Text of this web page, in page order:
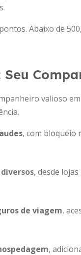
Abaixo de
valioso
, com bloqueio
, desde
de viagem,
,